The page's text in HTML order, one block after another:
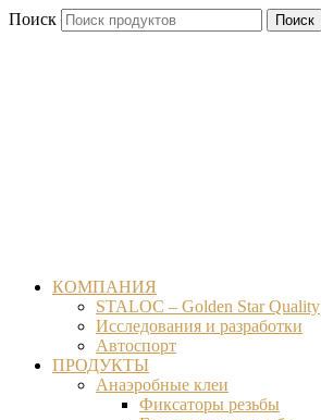
Перейти
Поиск Поиск
КОМПАНИЯ
STALOC – Golden Star Quality
Исследования и разработки
Автоспорт
ПРОДУКТЫ
Анаэробные клеи
Фиксаторы резьбы